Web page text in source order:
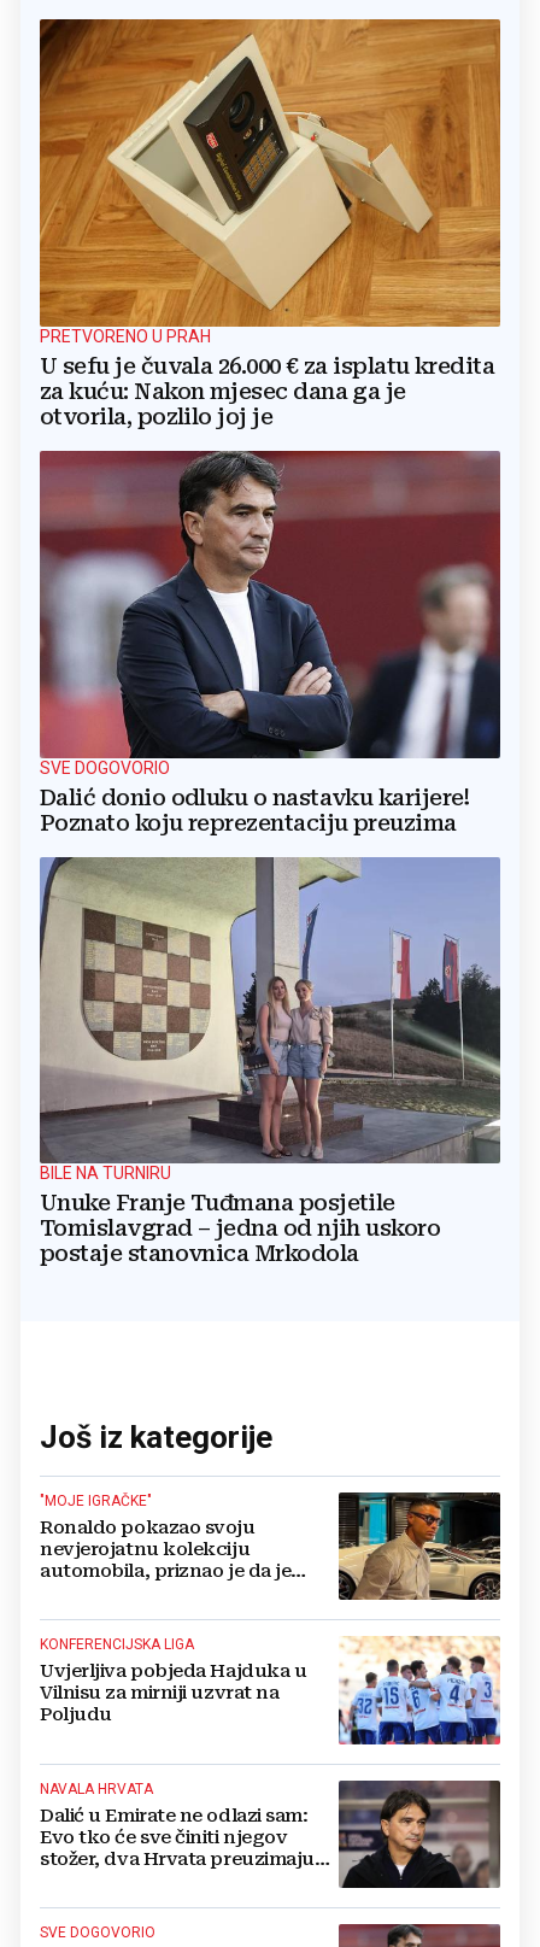
PRETVORENO U PRAH
U sefu je čuvala 26.000 € za isplatu kredita
za kuću: Nakon mjesec dana ga je
otvorila, pozlilo joj je
SVE DOGOVORIO
Dalić donio odluku o nastavku karijere!
Poznato koju reprezentaciju preuzima
BILE NA TURNIRU
Unuke Franje Tuđmana posjetile
Tomislavgrad – jedna od njih uskoro
postaje stanovnica Mrkodola
Još iz kategorije
"MOJE IGRAČKE"
Ronaldo pokazao svoju
nevjerojatnu kolekciju
automobila, priznao je da je
KONFERENCIJSKA LIGA
Uvjerljiva pobjeda Hajduka u
Vilnisu za mirniji uzvrat na
Poljudu
NAVALA HRVATA
Dalić u Emirate ne odlazi sam:
Evo tko će sve činiti njegov
stožer, dva Hrvata preuzimaju
SVE DOGOVORIO